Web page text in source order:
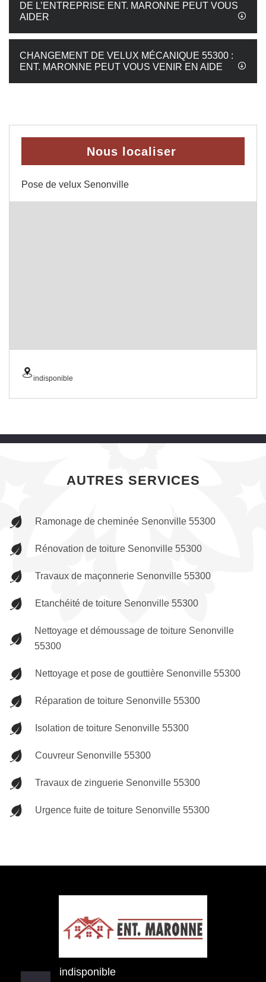
DE L’ENTREPRISE ENT. MARONNE PEUT VOUS
AIDER
CHANGEMENT DE VELUX MÉCANIQUE 55300 :
ENT. MARONNE PEUT VOUS VENIR EN AIDE
Nous localiser
Pose de velux Senonville
indisponible
AUTRES SERVICES
Ramonage de cheminée Senonville 55300
Rénovation de toiture Senonville 55300
Travaux de maçonnerie Senonville 55300
Etanchéité de toiture Senonville 55300
Nettoyage et démoussage de toiture Senonville
55300
Nettoyage et pose de gouttière Senonville 55300
Réparation de toiture Senonville 55300
Isolation de toiture Senonville 55300
Couvreur Senonville 55300
Travaux de zinguerie Senonville 55300
Urgence fuite de toiture Senonville 55300
indisponible